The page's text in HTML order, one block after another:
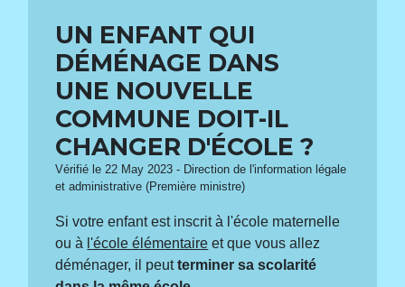
UN ENFANT QUI
DÉMÉNAGE DANS
UNE NOUVELLE
COMMUNE DOIT-IL
CHANGER D'ÉCOLE ?
Vérifié le 22 May 2023 - Direction de l'information légale
et administrative (Première ministre)
Si votre enfant est inscrit à l'école maternelle
ou à l'école élémentaire et que vous allez
déménager, il peutterminer sa scolarité